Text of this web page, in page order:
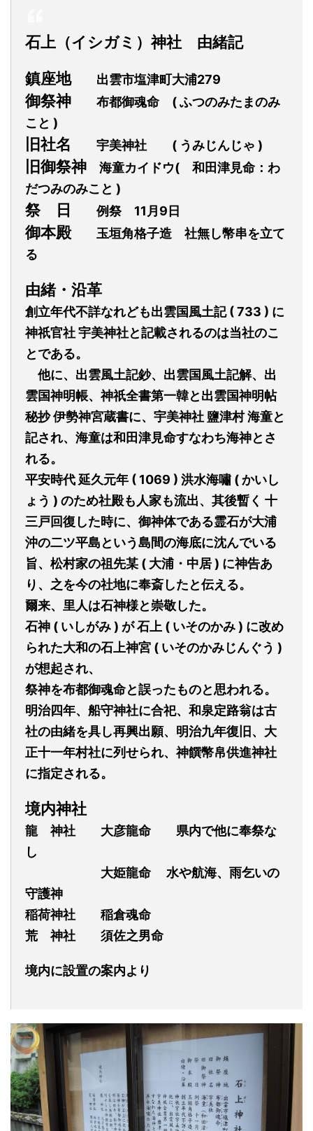
石上（イシガミ）神社 由緒記
鎮座地出雲市塩津町大浦279
御祭神 布都御魂命
( ふつのみたまのみ
こと )
旧社名 宇美神社 ( うみじんじゃ )
旧御祭神 海童カイドウ(
和田津見命：わ
だつみのみこと )
祭 日 例祭 11月9日
御本殿
玉垣角格子造 社無し幣串を立て
る
由緒・ 沿革
創立年代不詳なれども出雲国風土記 ( 733 ) に
神祇官社宇美神社と記載されるのは当社のこ
とである。
他に、 出雲風土記鈔、出雲国風土記解、出
雲国神明帳、神祇全書第一韓と出雲国神明帖
秘抄伊勢神宮蔵書に、宇美神社 鹽津村海童と
記され、 海童は和田津見命すなわち海神とさ
れる。
平安時代延久元年 ( 1069 ) 洪水海嘯 ( かいし
ょう ) のため社殿も人家も流出、其後暫く 十
三戸回復した時に、御神体である霊石が大浦
沖の二ツ平島という島間の海底に沈んでいる
旨、松村家の祖先某 ( 大浦・中居 ) に神告あ
り、之を今の社地に奉斎したと伝える。
爾来、里人は石神様と崇敬した。
石神 ( いしがみ ) が石上 ( いそのかみ ) に改め
られた大和の石上神宮 ( いそのかみじんぐう )
が想起され、
祭神を布都御魂命と誤ったものと思われる。
明治四年、船守神社に合祀、和泉定路翁は古
社の由緒を具し再興出願、明治九年復旧、大
正十一年村社に列せられ、神饌幣帛供進神社
に指定される。
境内神社
龍
神社 大彦龍命 県内で他に奉祭な
し
大姫龍命 水や航海、雨乞いの
守護神
稲荷神社
稲倉魂命
荒
神社 須佐之男命
境内に設置の案内より